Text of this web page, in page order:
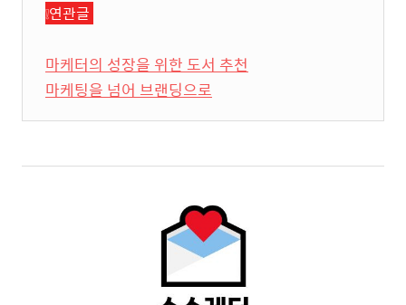
❕연관글
마케터의 성장을 위한 도서 추천
마케팅을 넘어 브랜딩으로